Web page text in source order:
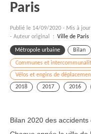
Paris
Publié le 14/09/2020 - Mis à
- Auteur original : Ville de Paris
Métropole urbaine Bilan
Communes et
Vélos et engins de
2018
2017 2016
Bilan 2020 des